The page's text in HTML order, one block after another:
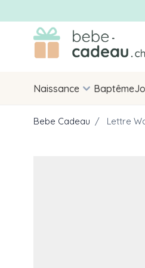
Allez au contenu
Naissance Baptême
Bebe Cadeau / Lettre